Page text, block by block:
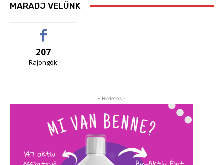
MARADJ VELÜNK
207
Rajongók
- Hirdetés -